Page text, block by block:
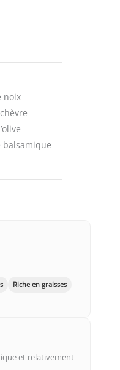
noix
balsamique
Riche en graisses
et relativement